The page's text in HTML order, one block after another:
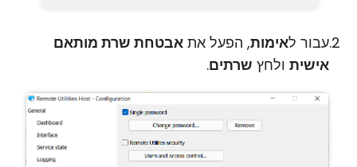
עבור לאימות, הפעל את אבטחת שרת מותאם
אישית ולחץ שרתים.